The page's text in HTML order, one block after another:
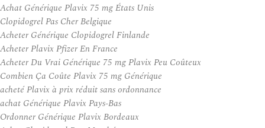
Achat Générique Plavix 75 mg États Unis
Clopidogrel Pas Cher Belgique
Acheter Générique Clopidogrel Finlande
Acheter Plavix Pfizer En France
Acheter Du Vrai Générique 75 mg Plavix Peu Coûteux
Combien Ça Coûte Plavix 75 mg Générique
acheté Plavix à prix réduit sans ordonnance
achat Générique Plavix Pays-Bas
Ordonner Générique Plavix Bordeaux